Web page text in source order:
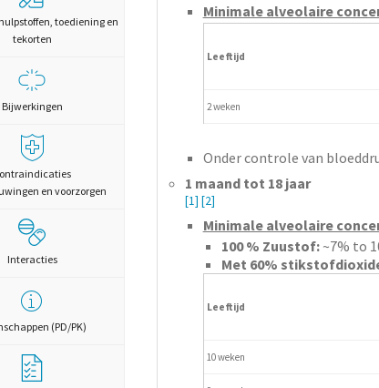
toediening en
tekorten
Bijwerkingen
en voorzorgen
Interacties
(PD/PK)
Minimale alveolaire
Leeftijd
2 weken
Onder controle van
1 maand tot 18 jaar
[1] [2]
Minimale alveolaire
100 % Zuustof: ~7% to
Met 60%
Leeftijd
10 weken